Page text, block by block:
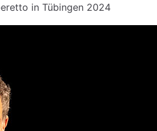
in Tübingen 2024